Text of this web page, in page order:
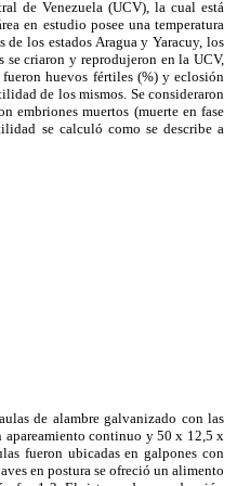
de Venezuela (UCV), la cual está
en estudio posee una temperatura
los estados Aragua y Yaracuy, los
se criaron y reprodujeron en la UCV,
fueron huevos fértiles (%) y eclosión
de los mismos. Se consideraron
embriones muertos (muerte en fase
se calculó como se describe a
de alambre galvanizado con las
apareamiento continuo y 50 x 12,5 x
fueron ubicadas en galpones con
en postura se ofreció un alimento